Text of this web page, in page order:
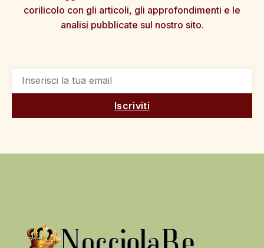
corilicolo con gli articoli, gli approfondimenti e le
analisi pubblicate sul nostro sito.
Iscriviti